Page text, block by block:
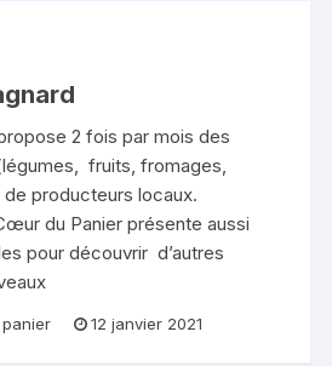
2 fois par mois des
fruits, fromages,
producteurs locaux.
du Panier présente aussi
pour découvrir d’autres
12 janvier 2021